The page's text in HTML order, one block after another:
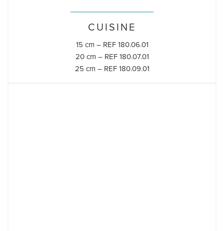
CUISINE
15 cm – REF 180.06.01
20 cm – REF 180.07.01
25 cm – REF 180.09.01